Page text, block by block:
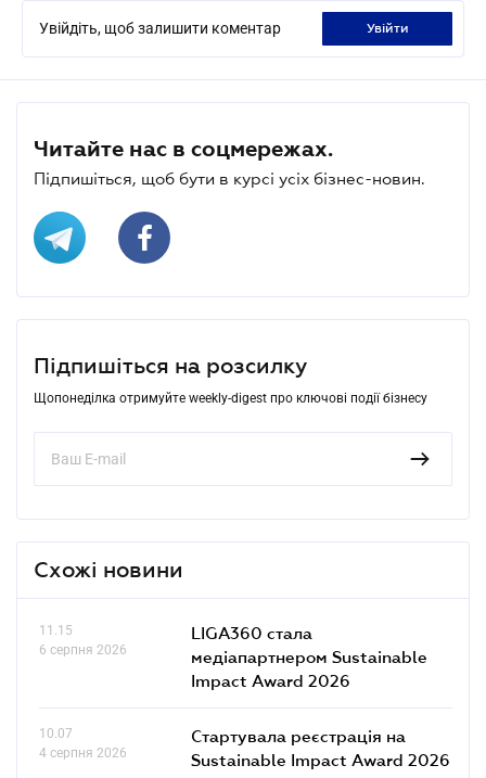
Увійдіть, щоб залишити коментар увійти
Читайте нас в соцмережах.
Підпишіться, щоб бути в курсі усіх бізнес-новин.
Підпишіться на розсилку
Щопонеділка отримуйте weekly-digest про ключові події бізнесу
Схожі новини
11.15
6 серпня 2026
LIGA360 стала
медіапартнером Sustainable
Impact Award 2026
10.07
4 серпня 2026
Стартувала реєстрація на
Sustainable Impact Award 2026